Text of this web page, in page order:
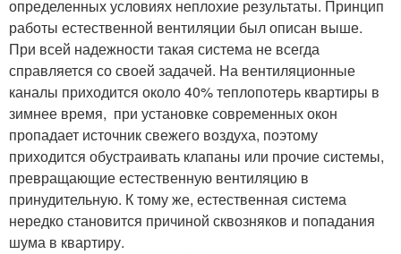
определенных условиях неплохие результаты. Принцип
работы естественной вентиляции был описан выше.
При всей надежности такая система не всегда
справляется со своей задачей. На вентиляционные
каналы приходится около 40% теплопотерь квартиры в
зимнее время, при установке современных окон
пропадает источник свежего воздуха, поэтому
приходится обустраивать клапаны или прочие системы,
превращающие естественную вентиляцию в
принудительную. К тому же, естественная система
нередко становится причиной сквозняков и попадания
шума в квартиру.